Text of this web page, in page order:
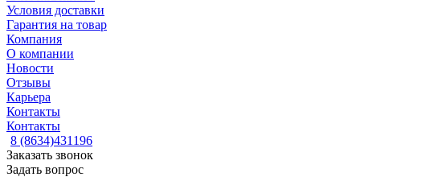
Условия доставки
Гарантия на товар
Компания
О компании
Новости
Отзывы
Карьера
Контакты
Контакты
8 (8634)431196
Заказать звонок
Задать вопрос